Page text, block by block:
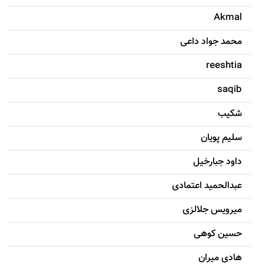
Akmal
محمد جواد داعی
reeshtia
saqib
شکيب
سليم پویان
داود جبارخیل
عبدالحمید اعتمادی
میرویس جلالزی
حسين کوهی
هادی ميران